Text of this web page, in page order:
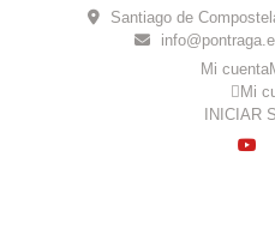
Santiago de
Mi cuenta
Mi
INICIAR